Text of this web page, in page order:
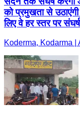
को प्रमुखता से
लिए वे हर स्तर पर
Koderma, Kodarma |